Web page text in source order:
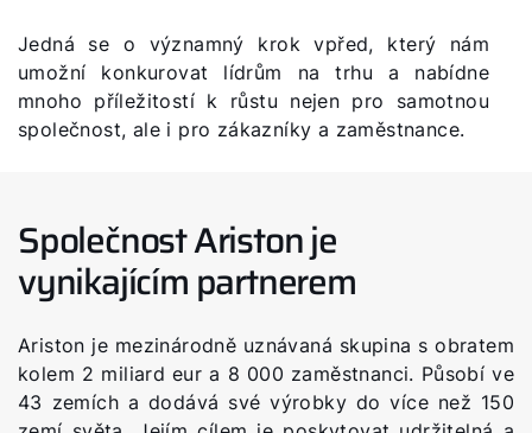
Jedná se o významný krok vpřed, který nám
umožní konkurovat lídrům na trhu a nabídne
mnoho příležitostí k růstu nejen pro samotnou
společnost, ale i pro zákazníky a zaměstnance.
Společnost Ariston je
vynikajícím partnerem
Ariston je mezinárodně uznávaná skupina s obratem
kolem 2 miliard eur a 8 000 zaměstnanci. Působí ve
43 zemích a dodává své výrobky do více než 150
Dobrý den!
Jak vám můžeme pomoct?
Kontakty a pobočky
Vyhledejte servisního technika